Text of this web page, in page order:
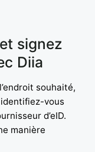
signez
Diia
souhaité,
vous
d’eID.
manière